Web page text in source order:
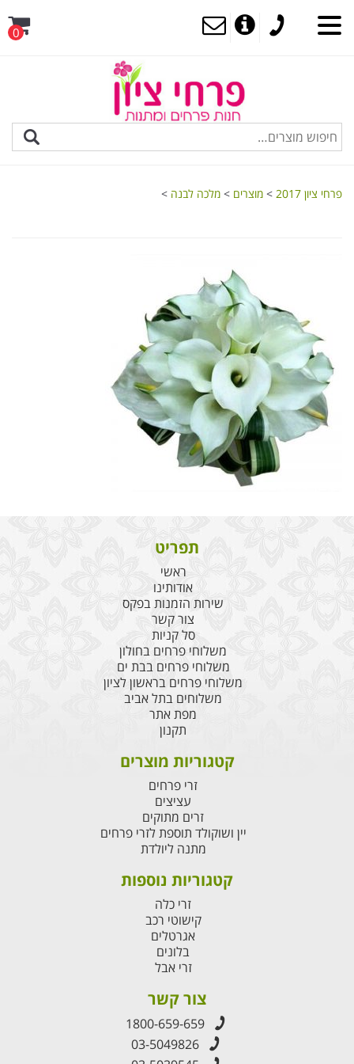
0
פרחי ציון 2017 > מוצרים > מלכה לבנה >
תפריט
ראשי
אודותינו
שירות הזמנות בפקס
צור קשר
סל קניות
משלוחי פרחים בחולון
משלוחי פרחים בבת ים
משלוחי פרחים בראשון לציון
משלוחים בתל אביב
מפת אתר
תקנון
קטגוריות מוצרים
זרי פרחים
עציצים
זרים מתוקים
יין ושוקולד תוספת לזרי פרחים
מתנה ליולדת
קטגוריות נוספות
זרי כלה
קישוטי רכב
אגרטלים
בלונים
זרי אבל
צור קשר
1800-659-659
03-5049826